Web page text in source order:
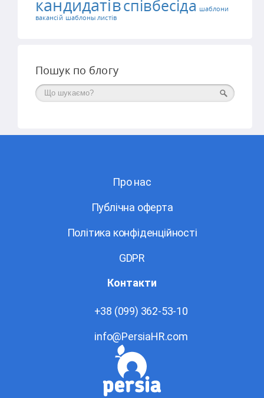
кандидатівспівбесіда шаблони
вакансій шаблоны листів
Пошук по блогу
Поиск
Про нас
Публічна оферта
Політика конфіденційності
GDPR
Контакти
+38 (099) 362-53-10
info@PersiaHR.com